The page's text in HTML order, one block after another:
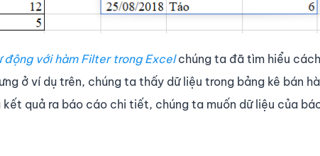
với hàm Filter trong Excel chúng ta đã tìm hiểu
ở ví dụ trên, chúng ta thấy dữ liệu trong bảng kê bán
quả ra báo cáo chi tiết, chúng ta muốn dữ liệu của